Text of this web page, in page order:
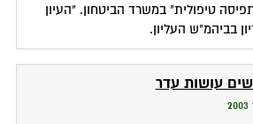
טיפולית" במשרד הביטחון. "העיון
בביהמ"ש העליון.
עושות עדר